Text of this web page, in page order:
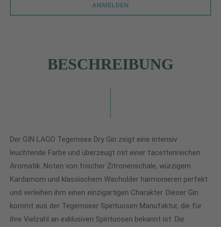
ANMELDEN
BESCHREIBUNG
Der GIN LAGO Tegernsee Dry Gin zeigt eine intensiv
leuchtende Farbe und überzeugt mit einer facettenreichen
Aromatik. Noten von frischer Zitronenschale, würzigem
Kardamom und klassischem Wacholder harmonieren perfekt
und verleihen ihm einen einzigartigen Charakter. Dieser Gin
kommt aus der Tegernseer Spirituosen Manufaktur, die für
ihre Vielzahl an exklusiven Spirituosen bekannt ist. Die